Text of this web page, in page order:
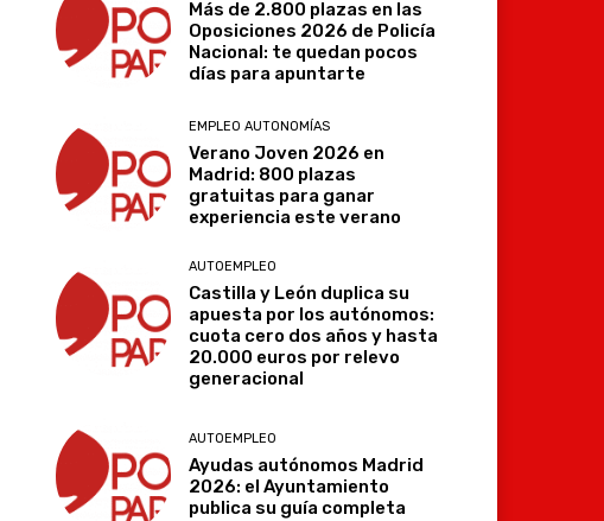
Más de 2.800 plazas en las
Oposiciones 2026 de Policía
Nacional: te quedan pocos
días para apuntarte
EMPLEO AUTONOMÍAS
Verano Joven 2026 en
Madrid: 800 plazas
gratuitas para ganar
experiencia este verano
AUTOEMPLEO
Castilla y León duplica su
apuesta por los autónomos:
cuota cero dos años y hasta
20.000 euros por relevo
generacional
AUTOEMPLEO
Ayudas autónomos Madrid
2026: el Ayuntamiento
publica su guía completa